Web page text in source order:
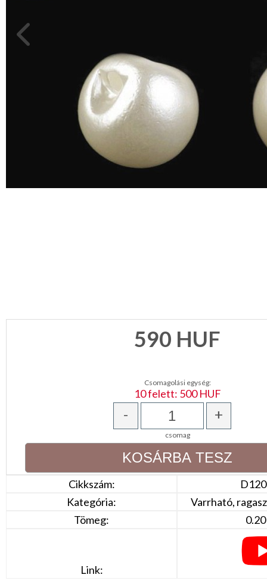
PARTY
KELLÉK
ESKÜVŐRE
NAP
590 HUF
Csomagolási egység:
10 felett: 500 HUF
- +
csomag
Cikkszám:
Kategória:
Varrható,
Tömeg:
Link: